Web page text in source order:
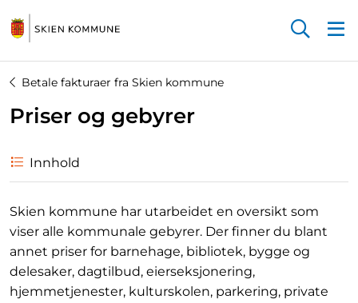
Betale fakturaer fra Skien kommune
Priser og gebyrer
Innhold
Skien kommune har utarbeidet en oversikt som
viser alle kommunale gebyrer. Der finner du blant
annet priser for barnehage, bibliotek, bygge og
delesaker, dagtilbud, eierseksjonering,
hjemmetjenester, kulturskolen, parkering, private